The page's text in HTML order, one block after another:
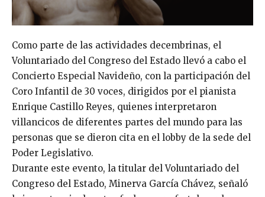
Como parte de las actividades decembrinas, el
Voluntariado del Congreso del Estado llevó a cabo el
Concierto Especial Navideño, con la participación del
Coro Infantil de 30 voces, dirigidos por el pianista
Enrique Castillo Reyes, quienes interpretaron
villancicos de diferentes partes del mundo para las
personas que se dieron cita en el lobby de la sede del
Poder Legislativo.
Durante este evento, la titular del Voluntariado del
Congreso del Estado, Minerva García Chávez, señaló